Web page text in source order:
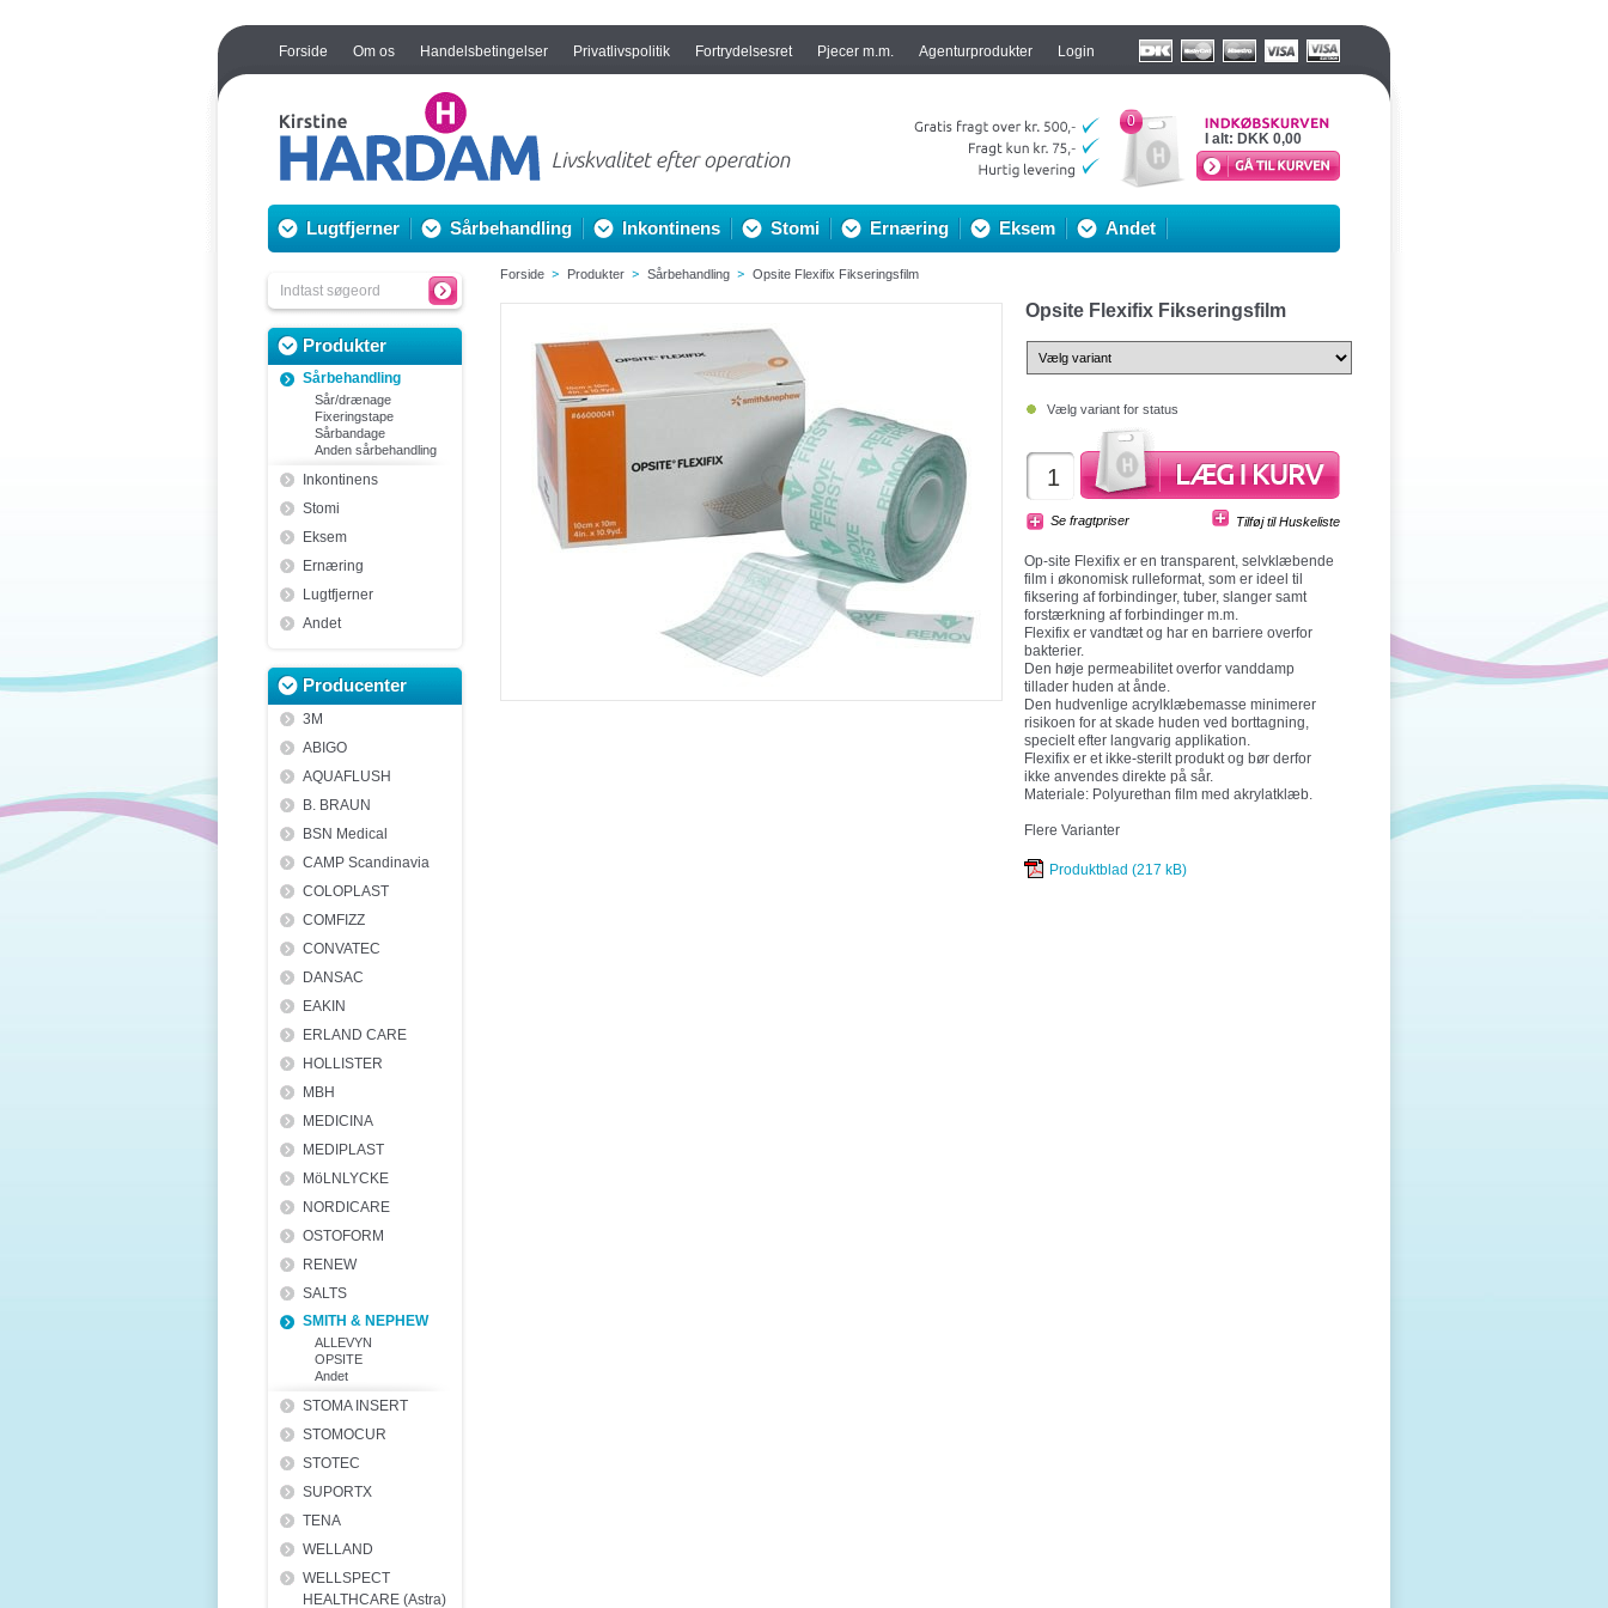
Forside Om os Handelsbetingelser Privatlivspolitik Fortrydelsesret Pjecer m.m. Agenturprodukter Login
Lugtfjerner Sårbehandling Inkontinens Stomi Ernæring Eksem Andet
0
I alt: DKK 0,00
Produkter
Sårbehandling
Sår/drænage
Fixeringstape
Sårbandage
Anden sårbehandling
Inkontinens
Stomi
Eksem
Ernæring
Lugtfjerner
Andet
Producenter
3M
ABIGO
AQUAFLUSH
B. BRAUN
BSN Medical
CAMP Scandinavia
COLOPLAST
COMFIZZ
CONVATEC
DANSAC
EAKIN
ERLAND CARE
HOLLISTER
MBH
MEDICINA
MEDIPLAST
MöLNLYCKE
NORDICARE
OSTOFORM
RENEW
SALTS
SMITH & NEPHEW
ALLEVYN
OPSITE
Andet
STOMA INSERT
STOMOCUR
STOTEC
SUPORTX
TENA
WELLAND
WELLSPECT
HEALTHCARE (Astra)
Forside Produkter Sårbehandling Opsite Flexifix Fikseringsfilm
Opsite Flexifix Fikseringsfilm
Vælg variant for status
Se fragtpriser
Op-site Flexifix er en transparent, selvklæbende
film i økonomisk rulleformat, som er ideel til
fiksering af forbindinger, tuber, slanger samt
forstærkning af forbindinger m.m.
Flexifix er vandtæt og har en barriere overfor
bakterier.
Den høje permeabilitet overfor vanddamp
tillader huden at ånde.
Den hudvenlige acrylklæbemasse minimerer
risikoen for at skade huden ved borttagning,
specielt efter langvarig applikation.
Flexifix er et ikke-sterilt produkt og bør derfor
ikke anvendes direkte på sår.
Materiale: Polyurethan film med akrylatklæb.
Flere Varianter
Produktblad (217 kB)